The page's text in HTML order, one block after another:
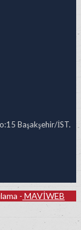
Başakşehir/İST.
- MAVİWEB